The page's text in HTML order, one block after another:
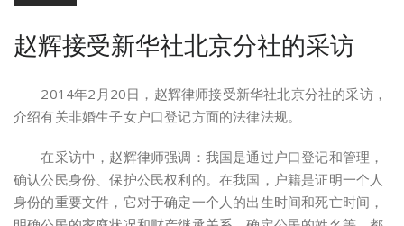
赵辉接受新华社北京分社的采访
2014年2月20日，赵辉律师接受新华社北京分社的采访，
介绍有关非婚生子女户口登记方面的法律法规。
在采访中，赵辉律师强调：我国是通过户口登记和管理，
确认公民身份、保护公民权利的。在我国，户籍是证明一个人
身份的重要文件，它对于确定一个人的出生时间和死亡时间，